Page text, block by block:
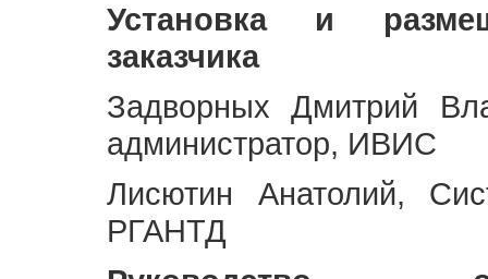
Установка и
заказчика
Задворных Дмитрий
администратор, ИВИС
Лисютин Анатолий,
РГАНТД